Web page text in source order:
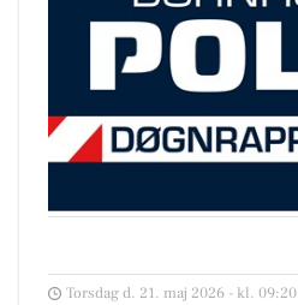
Torsdag d. 21. maj 2026 - kl. 09:20